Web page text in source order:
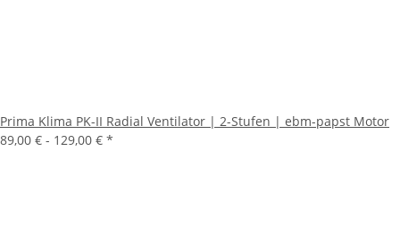
Prima Klima PK-II Radial Ventilator | 2-Stufen | ebm-papst Motor
89,00 € - 129,00 € *